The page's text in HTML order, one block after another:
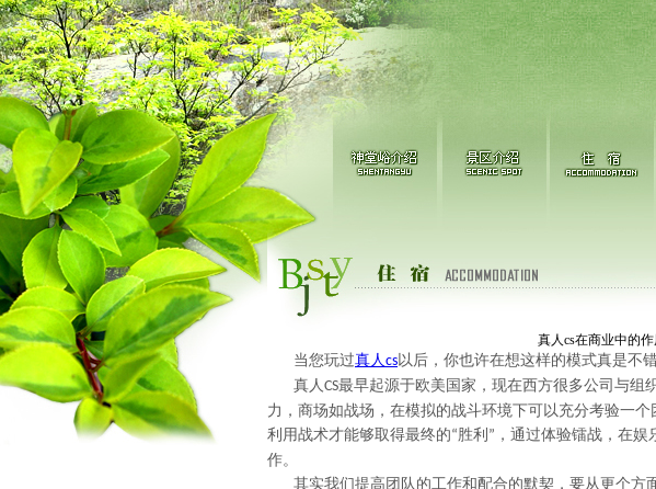
真人cs在商业中的作
当您玩过真人cs以后，你也许在想这样的模式真是不
真人CS最早起源于欧美国家，现在西方很多公司与组
力，商场如战场，在模拟的战斗环境下可以充分考验一
利用战术才能够取得最终的“胜利 ” ，通过体验镭战，在
作。
其实我们提高团队的工作和配合的默契，要从更个方